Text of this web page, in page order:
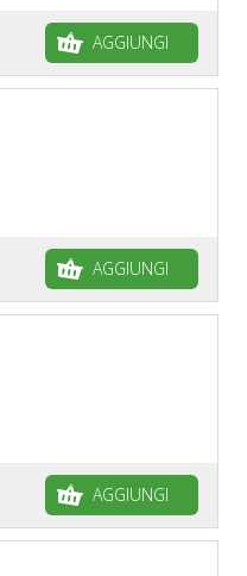
AGGIUNGI
AGGIUNGI
AGGIUNGI